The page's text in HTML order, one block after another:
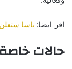
اقرا ايضا: ناسا
حالات